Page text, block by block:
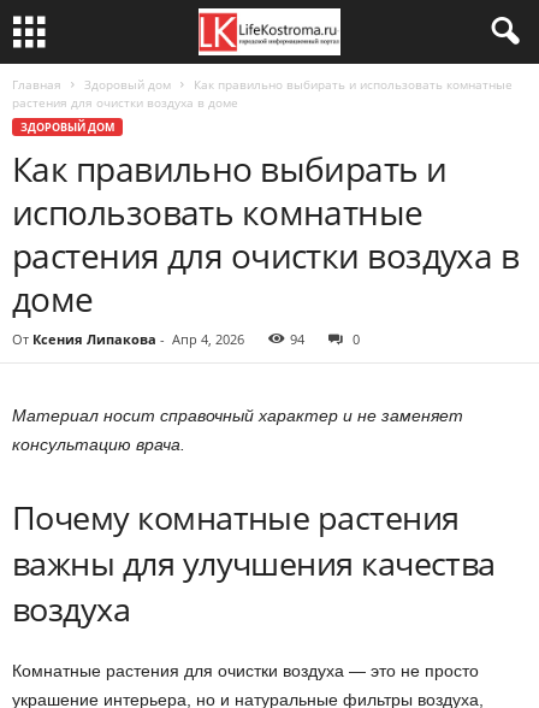
Главная Здоровый дом
Как правильно выбирать и использовать комнатные
растения для очистки воздуха в доме
ЗДОРОВЫЙ ДОМ
Как правильно выбирать и
использовать комнатные
растения для очистки воздуха в
доме
От Ксения Липакова - Апр 4, 2026 94 0
Материал носит справочный характер и не заменяет
консультацию врача.
Почему комнатные растения
важны для улучшения качества
воздуха
Комнатные растения для очистки воздуха — это не просто
украшение интерьера, но и натуральные фильтры воздуха,